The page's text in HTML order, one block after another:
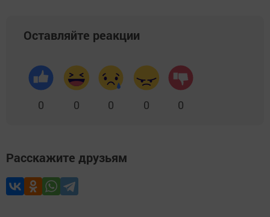
Оставляйте реакции
0 0 0 0 0
Расскажите друзьям